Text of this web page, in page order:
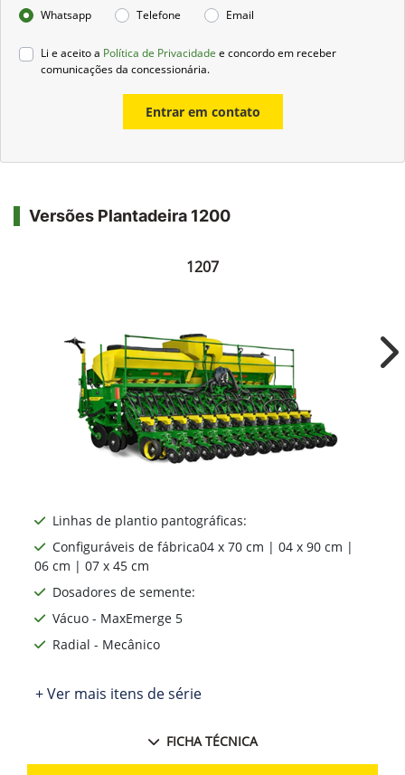
Whatsapp Telefone Email
Li e aceito a Política de Privacidade e concordo em receber
comunicações da concessionária.
Entrar em contato
Versões Plantadeira 1200
1207
Linhas de plantio pantográficas:
Configuráveis de fábrica04 x 70 cm | 04 x 90 cm |
06 cm | 07 x 45 cm
Dosadores de semente:
Vácuo - MaxEmerge 5
Radial - Mecânico
+ Ver mais itens de série
FICHA TÉCNICA